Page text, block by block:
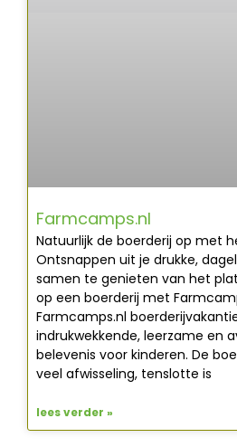
Farmcamps.nl
Natuurlijk de boerderij op met
Ontsnappen uit je drukke,
samen te genieten van het
op een boerderij met
Farmcamps.nl
indrukwekkende, leerzame en
belevenis voor kinderen. De
veel afwisseling, tenslotte is
lees verder »